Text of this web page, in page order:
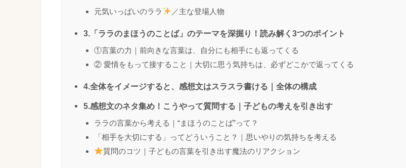
元気いっぱいのララ ／主な登場人物
3.「ララのまほうのことば」のテーマを深掘り！読み解く3つのポイント
①言葉の力｜前向きな言葉は、自分にも相手にも返ってくる
② 愛情をもって接すること｜大切に思う気持ちは、必ずどこかで返ってくる
4.全体をイメージすると、感想文はスラスラ書ける｜全体の構成
5.感想文のネタ集め！こうやって質問する｜子どもの考えを引き出す
ララの言葉から考える｜“まほうのことば”って？
「相手を大切にする」ってどういうこと？｜思いやりの気持ちを考える
質問のコツ｜子どもの言葉を引き出す魔法のリアクション